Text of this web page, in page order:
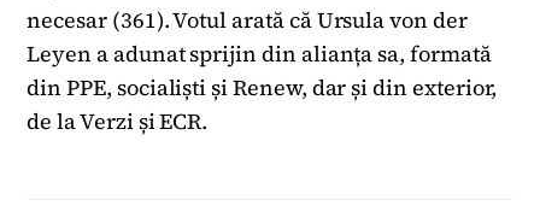
necesar (361). Votul arată că Ursula von der
Leyen a adunat sprijin din alianța sa, formată
din PPE, socialiști și Renew, dar și din exterior,
de la Verzi și ECR.